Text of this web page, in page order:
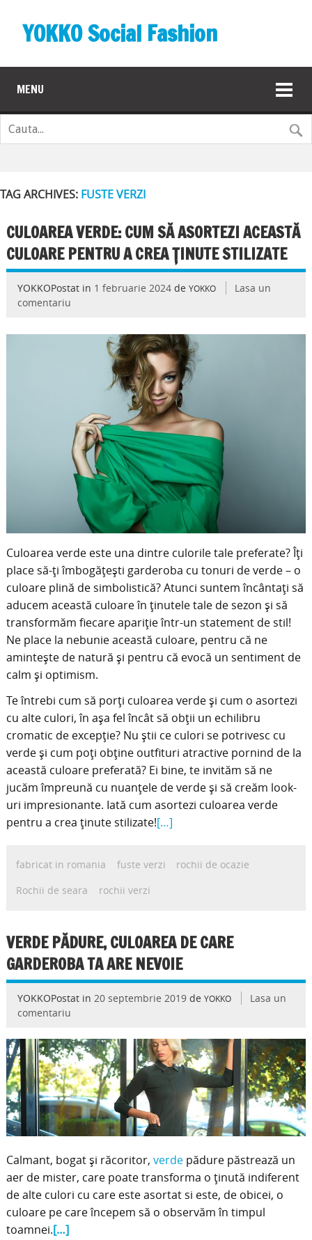
YOKKO Social Fashion
MENU
TAG ARCHIVES: FUSTE VERZI
CULOAREA VERDE: CUM SĂ ASORTEZI ACEASTĂ
CULOARE PENTRU A CREA ȚINUTE STILIZATE
YOKKOPostat in 1 februarie 2024de YOKKO
Lasa un
comentariu
Culoarea verde este una dintre culorile tale preferate? Îți
place să-ți îmbogățești garderoba cu tonuri de verde – o
culoare plină de simbolistică? Atunci suntem încântați să
aducem această culoare în ținutele tale de sezon și să
transformăm fiecare apariție într-un statement de stil!
Ne place la nebunie această culoare, pentru că ne
amintește de natură și pentru că evocă un sentiment de
calm și optimism.
Te întrebi cum să porți culoarea verde și cum o asortezi
cu alte culori, în așa fel încât să obții un echilibru
cromatic de excepție? Nu știi ce culori se potrivesc cu
verde și cum poți obține outfituri atractive pornind de la
această culoare preferată? Ei bine, te invităm să ne
jucăm împreună cu nuanțele de verde și să creăm look-
uri impresionante. Iată cum asortezi culoarea verde
pentru a crea ținute stilizate![…]
fabricat in romania fuste verzi
rochii de ocazie
Rochii de seara
rochii verzi
VERDE PĂDURE, CULOAREA DE CARE
GARDEROBA TA ARE NEVOIE
YOKKOPostat in 20 septembrie 2019de YOKKO
Lasa un
comentariu
Calmant, bogat și răcoritor, verdepădure păstrează un
aer de mister, care poate transforma o ținută indiferent
de alte culori cu care este asortat si este, de obicei, o
culoare pe care începem să o observăm în timpul
toamnei.[…]